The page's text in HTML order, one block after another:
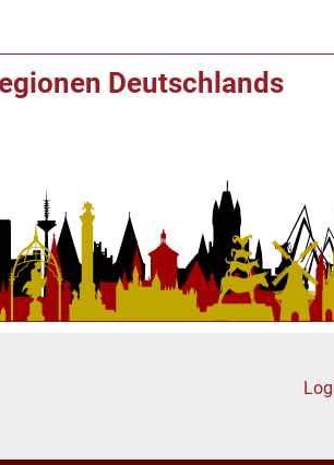
Deutschlands